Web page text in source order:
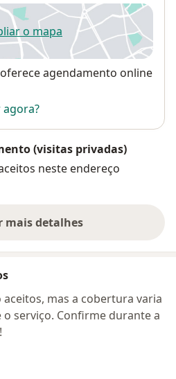
o mapa
abre num novo separador
agendamento online
agora?
(visitas privadas)
neste endereço
mais detalhes
sobre o endereço
aceitos, mas a cobertura varia
serviço. Confirme durante a